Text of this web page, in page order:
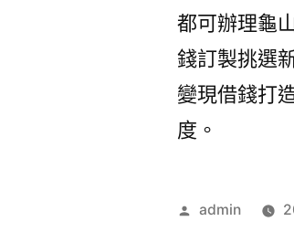
都可辦理龜
錢訂製挑選
變現借錢打
度。
作
admin